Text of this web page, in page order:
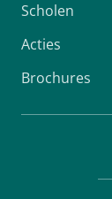
Scholen
Acties
Brochures